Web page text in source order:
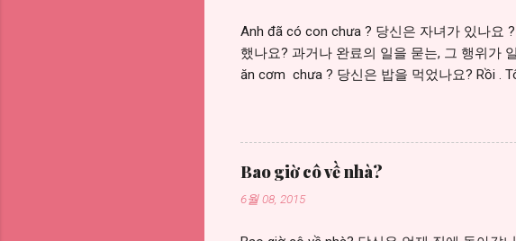
Anh đã có con chưa ? 당신은 자녀가 있나요
했나요? 과거나 완료의 일을 묻는, 그 행위가
ăn cơm chưa ? 당신은 밥을 먹었나요? Rồi .
= 아직 ~ 안했다 https://youtu.be/
con 자식, 자녀 con trai 아들 con gái 딸 bạn
람) 동생 em trai 남동생 em gái 여동생
Bao giờ cô về nhà?
6월 08, 2015